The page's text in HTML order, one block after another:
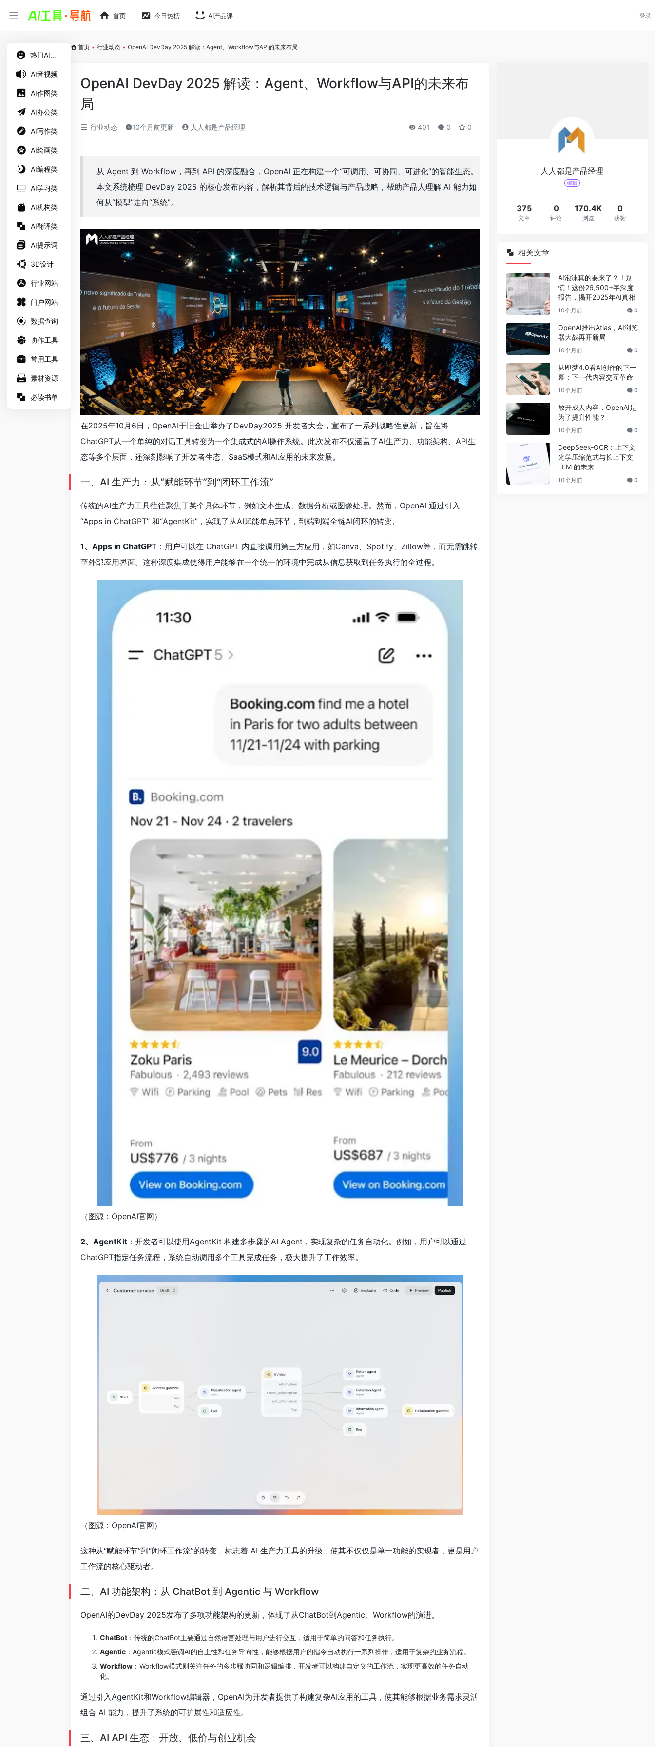
首页 今日热榜 AI产品课 登录
热门AI工具
AI音视频
AI作图类
AI办公类
AI写作类
AI绘画类
AI编程类
AI学习类
AI机构类
AI翻译类
AI提示词
3D设计
行业网站
门户网站
数据查询
协作工具
常用工具
素材资源
必读书单
首页 • 行业动态 • OpenAI DevDay 2025 解读：Agent、Workflow与API的未来布局
OpenAI DevDay 2025 解读：Agent、Workflow与API的未来布
局
行业动态 10个月前更新 人人都是产品经理 401 0 0
从 Agent 到 Workflow，再到 API 的深度融合，OpenAI 正在构建一个“可调用、可协同、可进化”的智能生态。
本文系统梳理 DevDay 2025 的核心发布内容，解析其背后的技术逻辑与产品战略，帮助产品人理解 AI 能力如
何从“模型”走向“系统”。
在2025年10月6日，OpenAI于旧金山举办了DevDay2025 开发者大会，宣布了一系列战略性更新，旨在将
ChatGPT从一个单纯的对话工具转变为一个集成式的AI操作系统。此次发布不仅涵盖了AI生产力、功能架构、API生
态等多个层面，还深刻影响了开发者生态、SaaS模式和AI应用的未来发展。
一、AI 生产力：从“赋能环节”到“闭环工作流”
传统的AI生产力工具往往聚焦于某个具体环节，例如文本生成、数据分析或图像处理。然而，OpenAI 通过引入
“Apps in ChatGPT” 和“AgentKit”，实现了从AI赋能单点环节，到端到端全链AI闭环的转变。
1、Apps in ChatGPT ：用户可以在 ChatGPT 内直接调用第三方应用，如Canva、Spotify、Zillow等，而无需跳转
至外部应用界面。这种深度集成使得用户能够在一个统一的环境中完成从信息获取到任务执行的全过程。
（图源：OpenAI官网）
2、AgentKit ：开发者可以使用AgentKit 构建多步骤的AI Agent，实现复杂的任务自动化。例如，用户可以通过
ChatGPT指定任务流程，系统自动调用多个工具完成任务，极大提升了工作效率。
（图源：OpenAI官网）
这种从“赋能环节”到“闭环工作流”的转变，标志着 AI 生产力工具的升级，使其不仅仅是单一功能的实现者，更是用户
工作流的核心驱动者。
二、AI 功能架构：从 ChatBot 到 Agentic 与 Workflow
OpenAI的DevDay 2025发布了多项功能架构的更新，体现了从ChatBot到Agentic、Workflow的演进。
ChatBot ：传统的ChatBot主要通过自然语言处理与用户进行交互，适用于简单的问答和任务执行。
Agentic ：Agentic模式强调AI的自主性和任务导向性，能够根据用户的指令自动执行一系列操作，适用于复杂的业务流程。
Workflow ：Workflow模式则关注任务的多步骤协同和逻辑编排，开发者可以构建自定义的工作流，实现更高效的任务自动
化。
通过引入AgentKit和Workflow编辑器，OpenAI为开发者提供了构建复杂AI应用的工具，使其能够根据业务需求灵活
组合 AI 能力，提升了系统的可扩展性和适应性。
三、AI API 生态：开放、低价与创业机会
人人都是产品经理
编辑
375
文章
0
评论
170.4K
浏览
0
获赞
相关文章
AI泡沫真的要来了？！别
慌！这份26,500+字深度
报告，揭开2025年AI真相
10个月前 0
OpenAI推出Atlas，AI浏览
器大战再开新局
10个月前 0
从即梦4.0看AI创作的下一
幕：下一代内容交互革命
10个月前 0
放开成人内容，OpenAI是
为了提升性能？
10个月前 0
DeepSeek-OCR：上下文
光学压缩范式与长上下文
LLM 的未来
10个月前 0